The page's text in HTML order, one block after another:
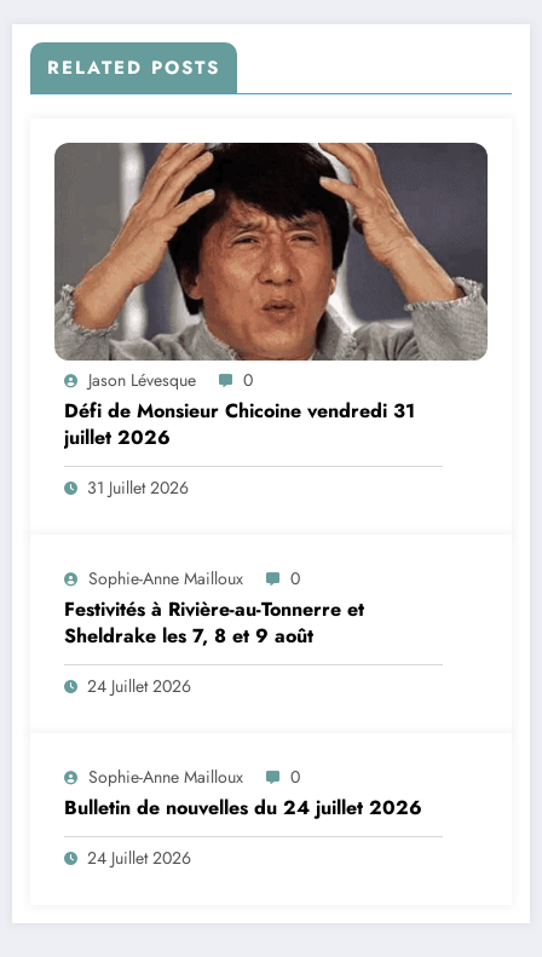
RELATED POSTS
Jason Lévesque 0
Défi de Monsieur Chicoine vendredi 31
juillet 2026
31 Juillet 2026
Sophie-Anne Mailloux 0
Festivités à Rivière-au-Tonnerre et
Sheldrake les 7, 8 et 9 août
24 Juillet 2026
Sophie-Anne Mailloux 0
Bulletin de nouvelles du 24 juillet 2026
24 Juillet 2026